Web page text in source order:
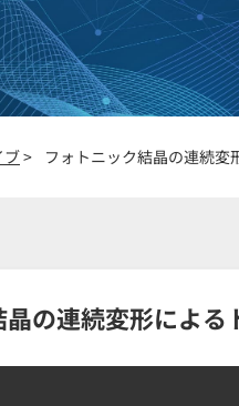
ブ> フォトニック結晶の連続
の連続変形によ